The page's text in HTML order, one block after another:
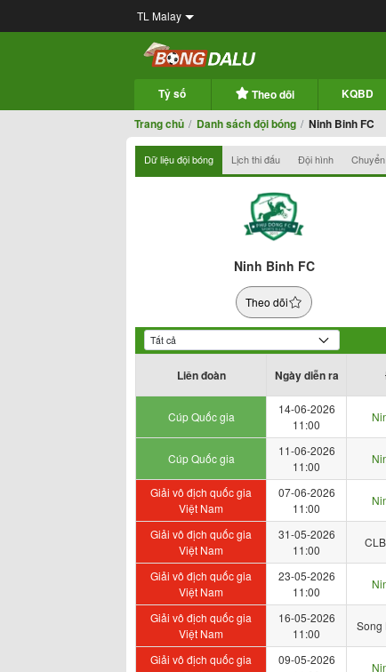
TL Malay
Tỷ số Theo dõi KQBD
Trang chủ
Danh sách đội bóng Ninh Binh FC
Dữ liệu đội bóng Lịch thi đấu Đội hình
Ninh Binh FC
Theo dõi
Liên đoàn Ngày diễn ra
Cúp Quốc gia
14-06-2026
11:00
Cúp Quốc gia
11-06-2026
11:00
Giải vô địch quốc gia
Việt Nam
07-06-2026
11:00
Giải vô địch quốc gia
Việt Nam
31-05-2026
11:00
Giải vô địch quốc gia
Việt Nam
23-05-2026
11:00
Giải vô địch quốc gia
Việt Nam
16-05-2026
11:00
Song
Giải vô địch quốc gia
09-05-2026